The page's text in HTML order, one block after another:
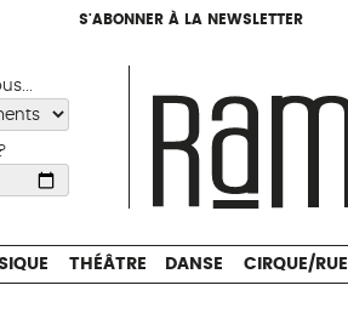
S'ABONNER À LA NEWSLETTER
S'ABONNER À LA NEWSLETTER
THÉÂTRE DANSE CIRQUE/RUE